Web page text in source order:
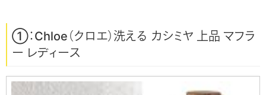
①：Chloe（クロエ）洗える カシミヤ 上品 マフラ
ー レディース